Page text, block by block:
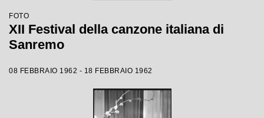
FOTO
XII Festival della canzone italiana di
Sanremo
08 FEBBRAIO 1962 - 18 FEBBRAIO 1962